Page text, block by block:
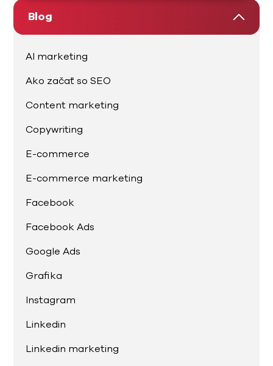
Blog
AI marketing
Ako začať so SEO
Content marketing
Copywriting
E-commerce
E-commerce marketing
Facebook
Facebook Ads
Google Ads
Grafika
Instagram
Linkedin
Linkedin marketing